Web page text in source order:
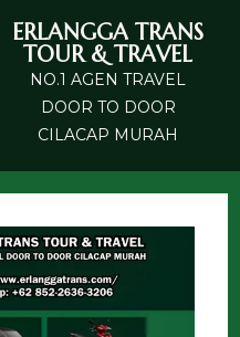
ERLANGGA TRANS
TOUR & TRAVEL
NO.1 AGEN TRAVEL
DOOR TO DOOR
CILACAP MURAH